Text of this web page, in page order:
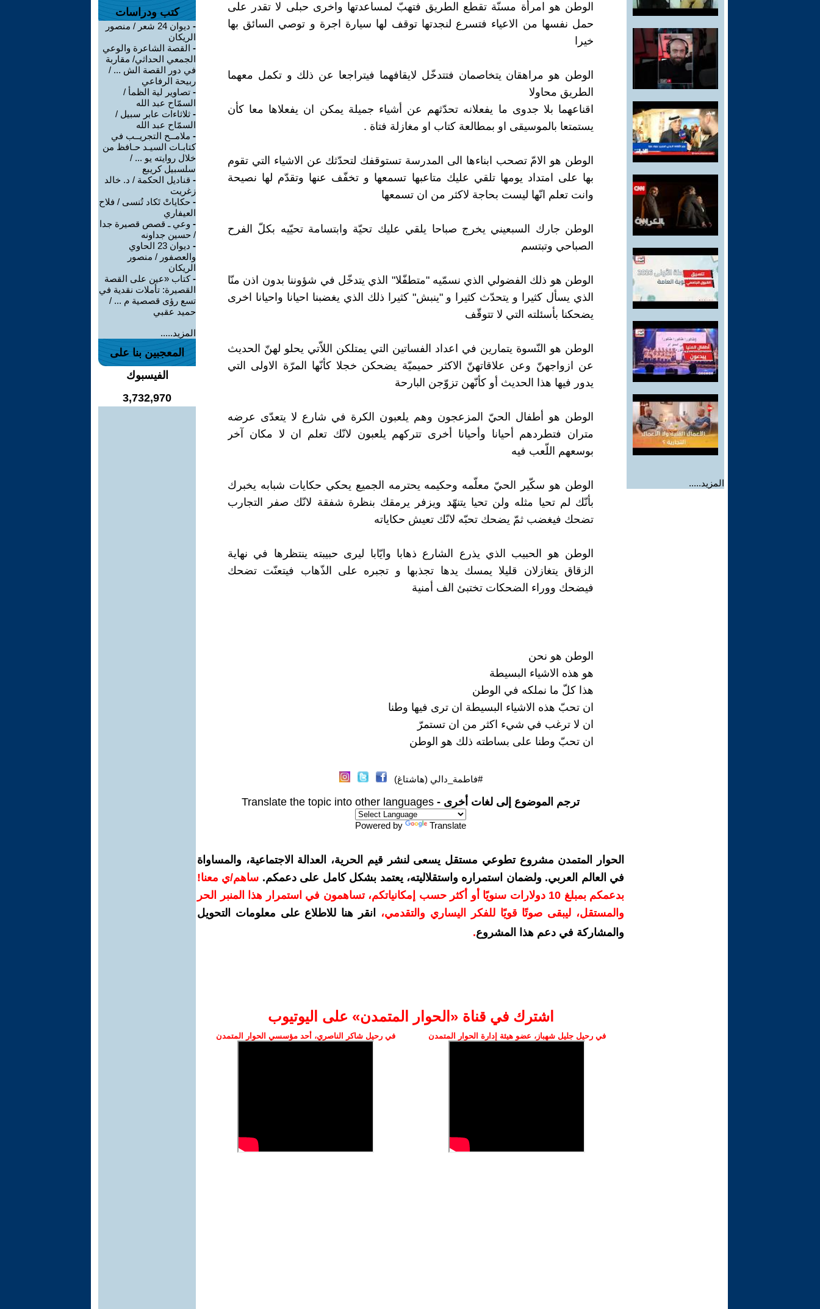
المزيد.....
الوطن هو امرأة مسنّة تقطع الطريق فتهبّ لمساعدتها واخرى حبلى لا تقدر على
حمل نفسها من الاعياء فتسرع لنجدتها توقف لها سيارة اجرة و توصي السائق بها
خيرا
الوطن هو مراهقان يتخاصمان فتتدخّل لايقافهما فيتراجعا عن ذلك و تكمل معهما
الطريق محاولا
اقناعهما بلا جدوى ما يفعلانه تحدّثهم عن أشياء جميلة يمكن ان يفعلاها معا كأن
يستمتعا بالموسيقى او بمطالعة كتاب او مغازلة فتاة .
الوطن هو الامّ تصحب ابناءها الى المدرسة تستوقفك لتحدّثك عن الاشياء التي تقوم
بها على امتداد يومها تلقي عليك متاعبها تسمعها و تخفّف عنها وتقدّم لها نصيحة
وانت تعلم انّها ليست بحاجة لاكثر من ان تسمعها
الوطن جارك السبعيني يخرج صباحا يلقي عليك تحيّة وابتسامة تحيّيه بكلّ الفرح
الصباحي وتبتسم
الوطن هو ذلك الفضولي الذي نسمّيه "متطفّلا" الذي يتدخّل في شؤوننا بدون اذن منّا
الذي يسأل كثيرا و يتحدّث كثيرا و "ينبش" كثيرا ذلك الذي يغضبنا احيانا واحيانا اخرى
يضحكنا بأسئلته التي لا تتوقّف
الوطن هو النّسوة يتمارين في اعداد الفساتين التي يمتلكن اللاّتي يحلو لهنّ الحديث
عن ازواجهنّ وعن علاقاتهنّ الاكثر حميميّة يضحكن خجلا كأنّها المرّة الاولى التي
يدور فيها هذا الحديث أو كأنّهن تزوّجن البارحة
الوطن هو أطفال الحيّ المزعجون وهم يلعبون الكرة في شارع لا يتعدّى عرضه
متران فتطردهم أحيانا وأحيانا أخرى تتركهم يلعبون لانّك تعلم ان لا مكان آخر
بوسعهم اللّعب فيه
الوطن هو سكّير الحيّ معلّمه وحكيمه يحترمه الجميع يحكي حكايات شبابه يخبرك
بأنّك لم تحيا مثله ولن تحيا يتنهّد ويزفر يرمقك بنظرة شفقة لانّك صفر التجارب
تضحك فيغضب ثمّ يضحك تحبّه لانّك تعيش حكاياته
الوطن هو الحبيب الذي يذرع الشارع ذهابا وايّابا ليرى حبيبته ينتظرها في نهاية
الزقاق يتغازلان قليلا يمسك يدها تجذبها و تجبره على الذّهاب فيتعنّت تضحك
فيضحك ووراء الضحكات تختبئ الف أمنية
الوطن هو نحن
هو هذه الاشياء البسيطة
هذا كلّ ما نملكه في الوطن
ان تحبّ هذه الاشياء البسيطة ان ترى فيها وطنا
ان لا ترغب في شيء اكثر من ان تستمرّ
ان تحبّ وطنا على بساطته ذلك هو الوطن
#فاطمة_دالي (هاشتاغ)
ترجم الموضوع إلى لغات أخرى - Translate the topic into other languages
Powered by Translate
الحوار المتمدن مشروع تطوعي مستقل يسعى لنشر قيم الحرية، العدالة الاجتماعية، والمساواة
في العالم العربي. ولضمان استمراره واستقلاليته، يعتمد بشكل كامل على دعمكم. ساهم/ي معنا!
بدعمكم بمبلغ 10 دولارات سنويًا أو أكثر حسب إمكانياتكم، تساهمون في استمرار هذا المنبر الحر
والمستقل، ليبقى صوتًا قويًا للفكر اليساري والتقدمي،
انقر هنا للاطلاع على معلومات التحويل
والمشاركة في دعم هذا المشروع.
اشترك في قناة ‫«الحوار المتمدن» على اليوتيوب
في رحيل جليل شهباز، عضو هيئة إدارة الحوار المتمدن في رحيل شاكر الناصري، أحد مؤسسي الحوار المتمدن
كتب ودراسات
-
ديوان 24 شعر / منصور
الريكان
- القصة الشاعرة والوعي
الجمعي الحداثي/ مقاربة
في دور القصة الش ... /
ربيحة الرفاعي
- تصاوير لية الظمأ /
السمّاح عبد الله
- ثلاثاءات عابر سبيل /
السمّاح عبد الله
- ملامــح التجريــب في
كتابـات السيـد حـافظ من
خلال روايته يو ... /
سلسبيل كريبع
- قناديل الحكمة / د. خالد
زغريت
- حكاياتْ تَكاد تُنسى / فلاح
العيفاري
- وعي ـ قصص قصيرة جدا
/ حسين جداونه
-
ديوان 23 الحاوي
والعصفور / منصور
الريكان
-كتاب «عين على القصة
القصيرة: تأملات نقدية في
تسع رؤى قصصية م ... /
حميد عقبي
المزيد.....
المعجبين بنا على
الفيسبوك
3,732,970